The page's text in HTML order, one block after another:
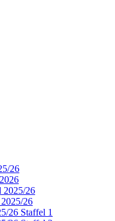
26
2025/26
26
26 Staffel 1